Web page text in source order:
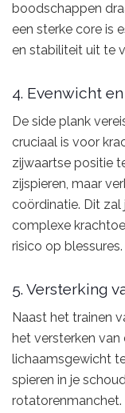
boodschappen
een sterke core is
en stabiliteit uit te
4. Evenwicht
De side plank
cruciaal is voor
zijwaartse positie
zijspieren, maar
coördinatie. Dit zal
complexe
risico op blessures.
5. Versterking
Naast het trainen
het versterken
lichaamsgewicht
spieren in je
rotatorenmanchet.